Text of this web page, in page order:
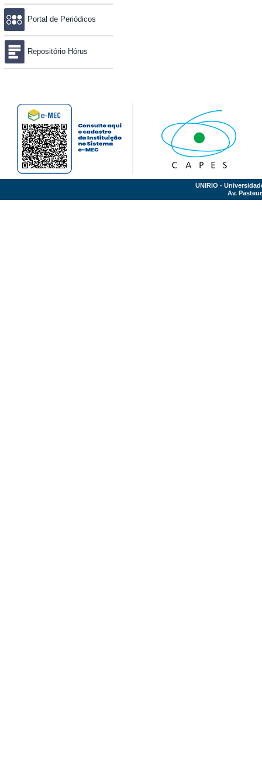
Portal de Periódicos
Repositório Hórus
UNIRIO -
Av.